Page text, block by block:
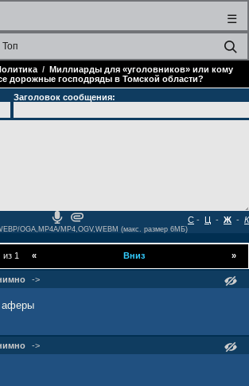
☰
Топ
/ Миллиарды для «уголовников» или кому
дорожные господряды в Томской области?
Заголовок сообщения:
- Ц - Ж - К
С
OGA,MP4A/MP4,OGV,WEBM (макс. размер 6МБ)
из 1 »
« Вниз
->
аферы
->